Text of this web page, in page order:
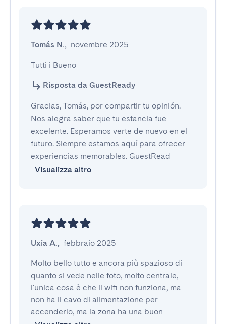
Tomás N., novembre 2025
Tutti i Bueno
Risposta da GuestReady
Gracias, Tomás, por compartir tu opinión.
Nos alegra saber que tu estancia fue
excelente. Esperamos verte de nuevo en el
futuro. Siempre estamos aquí para ofrecer
experiencias memorables. GuestRead
Visualizza altro
Uxia A., febbraio 2025
Molto bello tutto e ancora più spazioso di
quanto si vede nelle foto, molto centrale,
l'unica cosa è che il wifi non funziona, ma
non ha il cavo di alimentazione per
accenderlo, ma la zona ha una buon